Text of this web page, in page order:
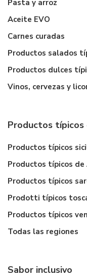
Pasta y arroz
Aceite EVO
Carnes curadas
Productos salados
Productos dulces
Vinos, cervezas y
Productos
Productos típicos
Productos típicos de
Productos típicos
Prodotti típicos
Productos típicos
Todas las regiones
Sabor inclusivo